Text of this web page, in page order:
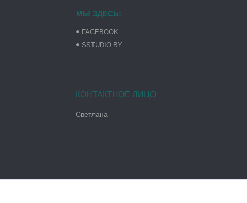
МЫ ЗДЕСЬ:
FACEBOOK
SSTUDIO.BY
Светлана